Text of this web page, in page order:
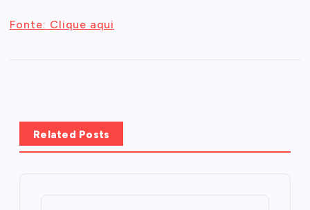
Fonte: Clique aqui
Related Posts